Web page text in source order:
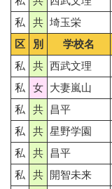
私 共 埼玉栄
区
別 学校名
私 共 西武文理
私 女 大妻嵐山
私 共 昌平
私 共 星野学園
私 共 昌平
私 共 開智未来